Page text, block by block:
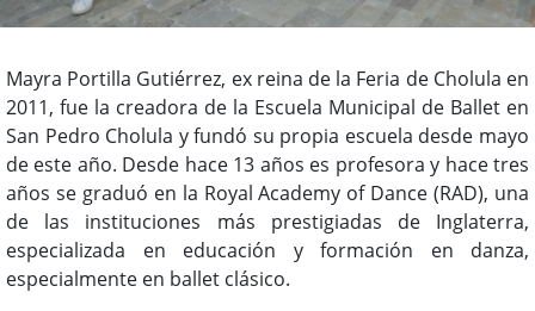
Mayra Portilla Gutiérrez, ex reina de la Feria de Cholula en
2011, fue la creadora de la Escuela Municipal de Ballet en
San Pedro Cholula y fundó su propia escuela desde mayo
de este año. Desde hace 13 años es profesora y hace tres
años se graduó en la Royal Academy of Dance (RAD), una
de las instituciones más prestigiadas de Inglaterra,
especializada en educación y formación en danza,
especialmente en ballet clásico.